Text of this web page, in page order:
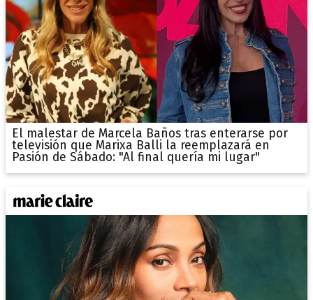
El malestar de Marcela Baños tras enterarse por
televisión que Marixa Balli la reemplazará en
Pasión de Sábado: "Al final quería mi lugar"